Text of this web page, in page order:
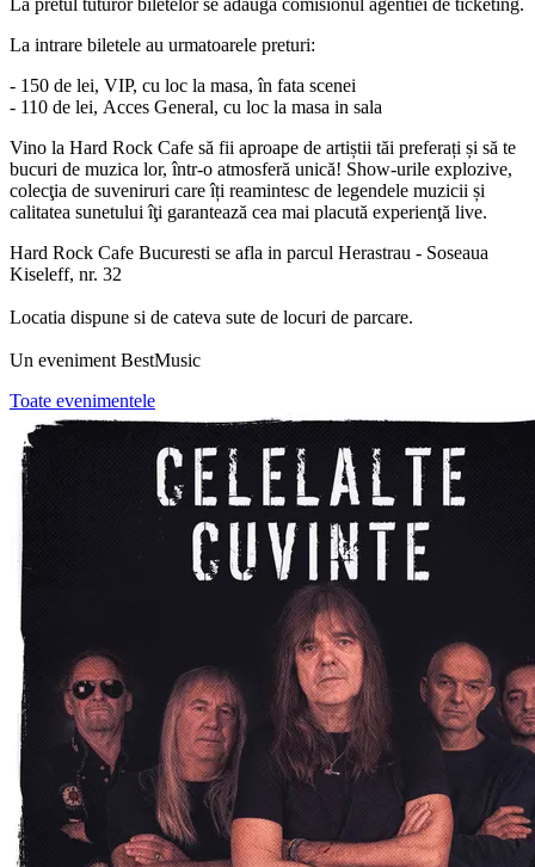
La intrare biletele au urmatoarele preturi:
- 150 de lei, VIP, cu loc la masa, în fata scenei
- 110 de lei, Acces General, cu loc la masa in sala
Vino la Hard Rock Cafe să fii aproape de artiștii tăi preferați și să te
bucuri de muzica lor, într-o atmosferă unică! Show-urile explozive,
colecţia de suveniruri care îți reamintesc de legendele muzicii și
calitatea sunetului îţi garantează cea mai placută experienţă live.
Hard Rock Cafe Bucuresti se afla in parcul Herastrau - Soseaua
Kiseleff, nr. 32
Locatia dispune si de cateva sute de locuri de parcare.
Un eveniment BestMusic
Toate evenimentele